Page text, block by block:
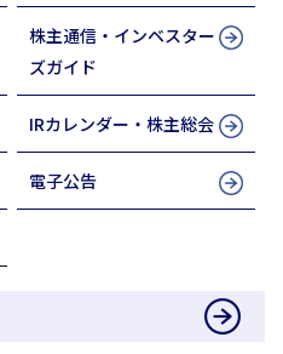
株主通信・インベスター
ズガイド
IRカレンダー・株主総会
電子公告